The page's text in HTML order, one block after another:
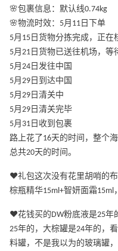
🌸包裹信息：默认线0.74kg
🌸物流时效：5月11日下单
5月15日货物分拣完成，正在
5月21日货物已送往机场，等
5月24日发往中国
5月29日到达中国
5月29日清关中
5月29日清关完毕
5月31日收到包裹
路上花了16天的时间，整个
总共20天的时间。
❤️礼包这次没有花里胡哨的
棕瓶精华15ml+智妍面霜15ml
❤️花钱买的DW粉底液是25年
25年的，大棕罐是24年的，
料罐，不是我以为的玻璃罐